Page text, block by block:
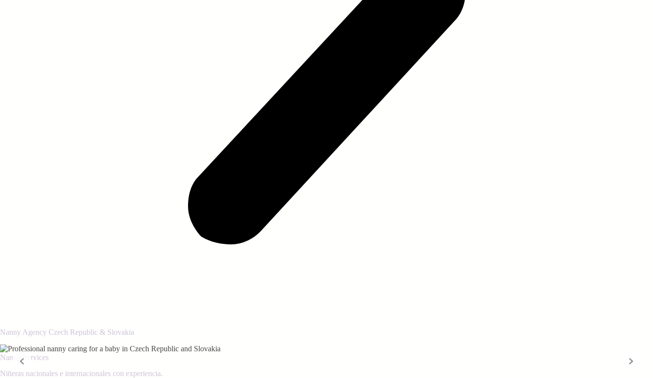
Nanny Agency Czech Republic & Slovakia
Nanny Services
Niñeras nacionales e internacionales con experiencia.